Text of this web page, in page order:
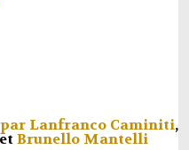
Lanfranco Caminiti,
Brunello Mantelli